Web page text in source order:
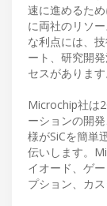
速に進めるた
に両社のリソ
な利点には、
ート、研究開
セスがあります
Microchip社は
ーションの開
様がSiCを簡単
伝いします。
イオード、ゲ
プション、カ